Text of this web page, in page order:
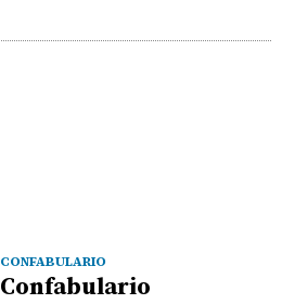
CONFABULARIO
Confabulario